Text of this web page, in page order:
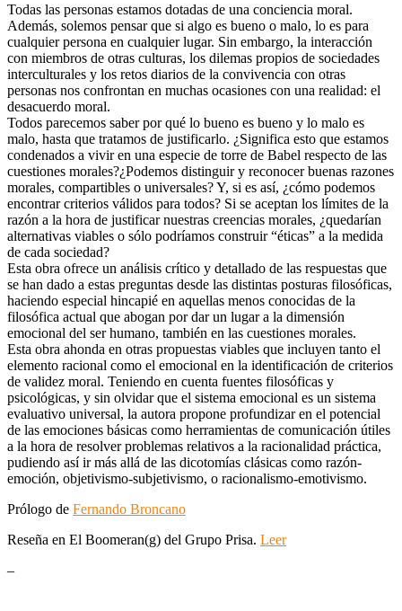
Todas las personas estamos dotadas de una conciencia moral.
Además, solemos pensar que si algo es bueno o malo, lo es para
cualquier persona en cualquier lugar. Sin embargo, la interacción
con miembros de otras culturas, los dilemas propios de sociedades
interculturales y los retos diarios de la convivencia con otras
personas nos confrontan en muchas ocasiones con una realidad: el
desacuerdo moral.
Todos parecemos saber por qué lo bueno es bueno y lo malo es
malo, hasta que tratamos de justificarlo. ¿Significa esto que estamos
condenados a vivir en una especie de torre de Babel respecto de las
cuestiones morales?¿Podemos distinguir y reconocer buenas razones
morales, compartibles o universales? Y, si es así, ¿cómo podemos
encontrar criterios válidos para todos? Si se aceptan los límites de la
razón a la hora de justificar nuestras creencias morales, ¿quedarían
alternativas viables o sólo podríamos construir “éticas” a la medida
de cada sociedad?
Esta obra ofrece un análisis crítico y detallado de las respuestas que
se han dado a estas preguntas desde las distintas posturas filosóficas,
haciendo especial hincapié en aquellas menos conocidas de la
filosófica actual que abogan por dar un lugar a la dimensión
emocional del ser humano, también en las cuestiones morales.
Esta obra ahonda en otras propuestas viables que incluyen tanto el
elemento racional como el emocional en la identificación de criterios
de validez moral. Teniendo en cuenta fuentes filosóficas y
psicológicas, y sin olvidar que el sistema emocional es un sistema
evaluativo universal, la autora propone profundizar en el potencial
de las emociones básicas como herramientas de comunicación útiles
a la hora de resolver problemas relativos a la racionalidad práctica,
pudiendo así ir más allá de las dicotomías clásicas como razón-
emoción, objetivismo-subjetivismo, o racionalismo-emotivismo.
Prólogo de Fernando Broncano
Reseña en El Boomeran(g) del Grupo Prisa. Leer
–